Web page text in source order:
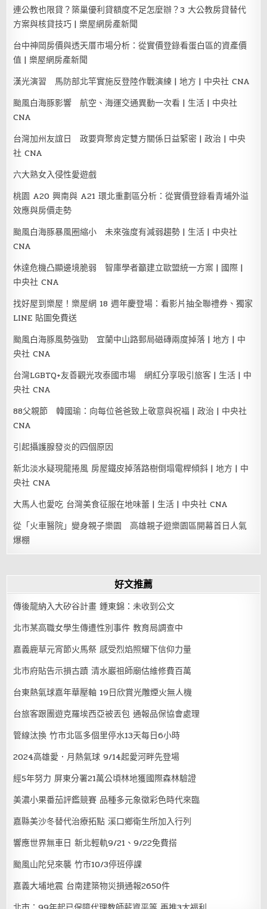
連公教也限貸？築巢優利貸額度不足怎麼辦？3 大公教房貸替代
方案與核貸技巧 | 樂屋網房產新聞
台中神岡房價與透天厝市場分析：從實價登錄看蛋白區的資產價
值 | 樂屋網房產新聞
漢光演習 馬防部北竿實施反登陸作戰演練 | 地方 | 中央社 CNA
颱風白海豚影響 航空、海運交通異動一次看 | 生活 | 中央社
CNA
台灣加州友誼日 政要齊聚肯定雙方關係日益緊密 | 政治 | 中央
社 CNA
六大熟女入侵性愛遊戲
桃園 A20 興南與 A21 環北重劃區分析：從實價登錄看青埔外溢
效應與房價走勢
颱風白海豚暴風圈縮小 未來強度有減弱趨勢 | 生活 | 中央社
CNA
休達危機凸顯邊境脆弱 智庫學者籲建立歐盟統一方案 | 國際 |
中央社 CNA
找好屋到樂屋！樂屋網 18 週年慶登場：看影片抽全聯禮券、獨家
LINE 貼圖免費送
颱風白海豚風勢強勁 宜蘭中山路郵局磁磚兩度掉落 | 地方 | 中
央社 CNA
台灣LGBTQ+友善觀光攻泰國市場 網紅分享吸引旅客 | 生活 | 中
央社 CNA
88父親節 韓國瑜：向每位爸爸致上敬意與祝福 | 政治 | 中央社
CNA
引起攝護腺發炎的四個原因
新北淡水疑現龍捲風 房屋鐵皮掉落路樹倒塌電桿傾斜 | 地方 | 中
央社 CNA
大馬人也愛吃 台灣美食征服在地味蕾 | 生活 | 中央社 CNA
從「火車醫院」變身親子樂園 高雄親子遊樂園區開幕首日人氣
爆棚
好文推薦
傳後龍納入大矽谷計畫 鍾東錦：未收到公文
北市某高職女學生傳遭性別事件 教育局調查中
嘉義鹿草元宵節火馬祭 感受烈焰照耀下信仰力量
北市府貼告示損古蹟 清水巖祖師廟估維修費百萬
台東熱氣球嘉年華壓軸 19日欣賞光雕煙火無人機
台旅客跟團遊克羅埃西亞被丟包 通報品保協會處理
管線汰換 竹市北區多個里停水13天每日6小時
2024高雄愛．月熱氣球 9/14起愛河畔先登場
經5年努力 屏東分署21萬公頃林地獲國際森林驗證
美濃小果番茄評鑑競賽 品種多元象徵彩色時代來臨
嘉縣美沙冬替代治療拓點 溪口鄉衛生所加入行列
響應世界無車日 新北輕軌9/21、9/22免費搭
颱風山陀兒來襲 竹市10/3停班停課
嘉義大埔地震 台南建築物災損通報2650件